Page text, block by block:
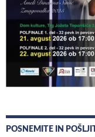
POSNEMITE IN